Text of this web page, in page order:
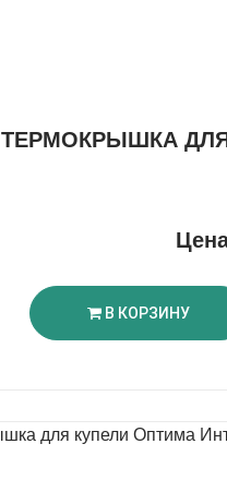
ТЕРМОКРЫШКА
В КОРЗИНУ